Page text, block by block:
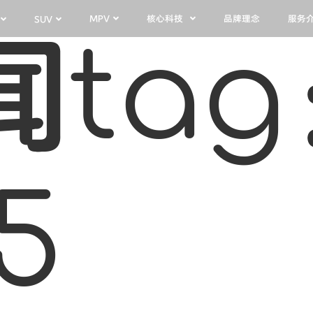
SUV MPV 核心科技 品牌理念 服务
tag